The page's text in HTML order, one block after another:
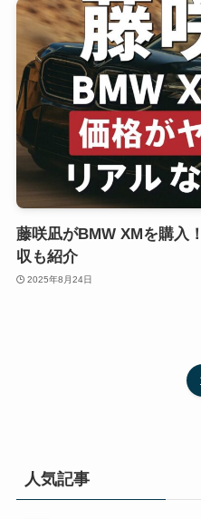
藤咲凪がBMW XMを購入
収も紹介
2025年8月24日
人気記事